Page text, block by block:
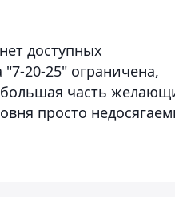
доступных
20-25" ограничена,
большая часть
просто